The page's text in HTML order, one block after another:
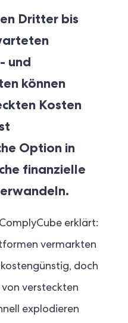
Dritter bis
und
können
Kosten
Option in
finanzielle
erklärt:
vermarkten
doch
versteckten
explodieren